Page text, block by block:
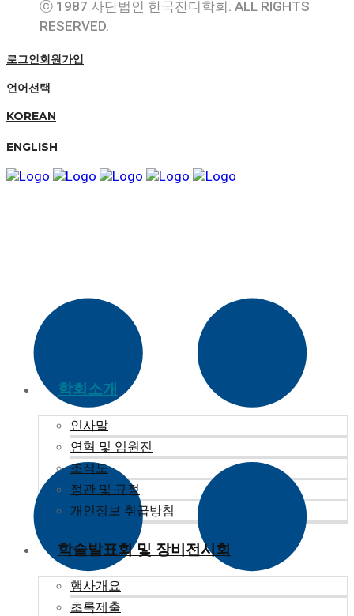
ⓒ 1987 사단법인 한국잔디학회. ALL RIGHTS
RESERVED.
로그인회원가입
언어선택
KOREAN
ENGLISH
학회소개
인사말
연혁 및 임원진
조직도
정관 및 규정
개인정보 취급방침
학술발표회 및 장비전시회
행사개요
초록제출